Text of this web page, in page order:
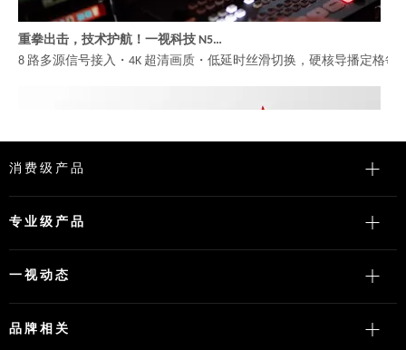
重拳出击，技术护航！一视科技 N5S导播台实力助阵 WBC世界拳击大赛
8 路多源信号接入・4K 超清画质・低延时丝滑切换，硬核导播定格每
消费级产品
专业级产品
一视动态
品牌相关